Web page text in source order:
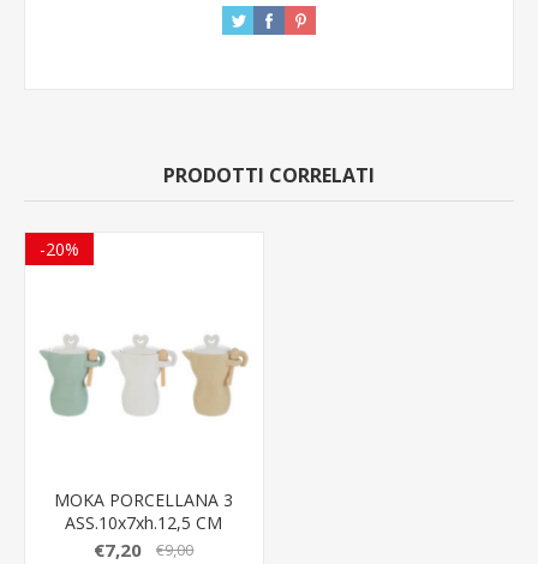
PRODOTTI CORRELATI
-20%
MOKA PORCELLANA 3
ASS.10x7xh.12,5 CM
C/SHO156605
€7,20 €9,00